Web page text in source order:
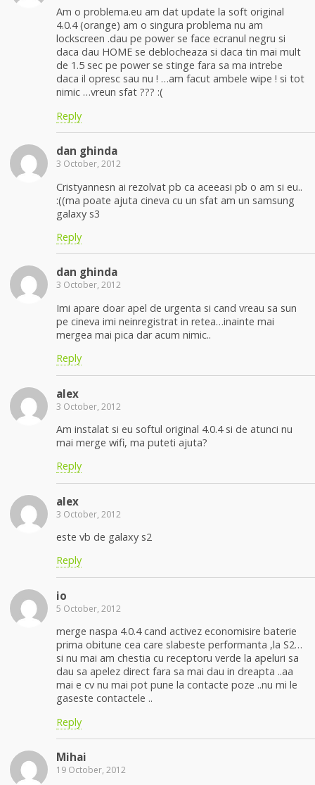
Am o problema.eu am dat update la soft original
4.0.4 (orange) am o singura problema nu am
lockscreen .dau pe power se face ecranul negru si
daca dau HOME se deblocheaza si daca tin mai mult
de 1.5 sec pe power se stinge fara sa ma intrebe
daca il opresc sau nu ! …am facut ambele wipe ! si tot
nimic …vreun sfat ??? :(
Reply
dan ghinda
3 October, 2012
Cristyannesn ai rezolvat pb ca aceeasi pb o am si eu..
:((ma poate ajuta cineva cu un sfat am un samsung
galaxy s3
Reply
dan ghinda
3 October, 2012
Imi apare doar apel de urgenta si cand vreau sa sun
pe cineva imi neinregistrat in retea…inainte mai
mergea mai pica dar acum nimic..
Reply
alex
3 October, 2012
Am instalat si eu softul original 4.0.4 si de atunci nu
mai merge wifi, ma puteti ajuta?
Reply
alex
3 October, 2012
este vb de galaxy s2
Reply
io
5 October, 2012
merge naspa 4.0.4 cand activez economisire baterie
prima obitune cea care slabeste performanta ,la S2…
si nu mai am chestia cu receptoru verde la apeluri sa
dau sa apelez direct fara sa mai dau in dreapta ..aa
mai e cv nu mai pot pune la contacte poze ..nu mi le
gaseste contactele ..
Reply
Mihai
19 October, 2012